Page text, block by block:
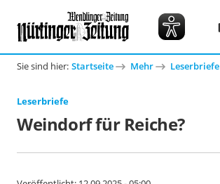
Sie sind hier: Startseite Mehr Leserbriefe
Leserbriefe
Weindorf für Reiche?